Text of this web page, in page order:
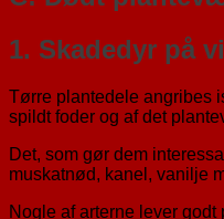
1. Skadedyr på
Tørre plantedele angribes
spildt foder og af det
Det, som gør dem
muskatnød, kanel, vanilje
Nogle af arterne lever